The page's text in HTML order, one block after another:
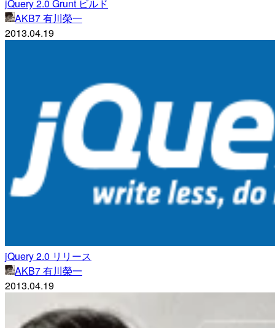
jQuery 2.0 Grunt ビルド
AKB7 有川榮一
2013.04.19
jQuery 2.0 リリース
AKB7 有川榮一
2013.04.19